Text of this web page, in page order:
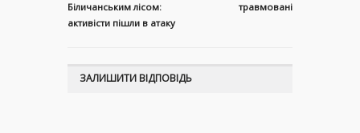
Біличанським лісом:
активісти пішли в атаку
травмовані
ЗАЛИШИТИ ВІДПОВІДЬ